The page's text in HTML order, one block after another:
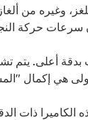
وغيره من
سرعات حركة
أعلى. يتم
هي إكمال